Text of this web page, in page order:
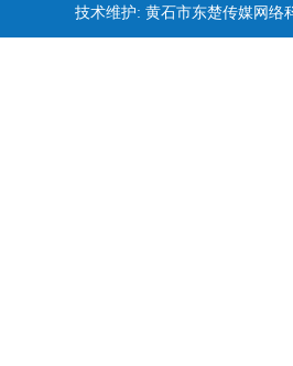
技术维护: 黄石市东楚传媒网络